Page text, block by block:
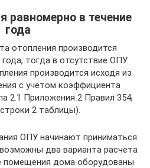
равномерно в течение
года
отопления производится
тогда в отсутствие ОПУ
производится исходя из
с учетом коэффициента
2.1 Приложения 2 Правил 354,
2 таблицы).
ОПУ начинают приниматься
два варианта расчета
помещения дома оборудованы